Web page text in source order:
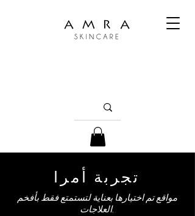
تجربة أمرا
مواقع تم اختيارها بعناية لتستمتع فقط بأفخم
العلاجات.